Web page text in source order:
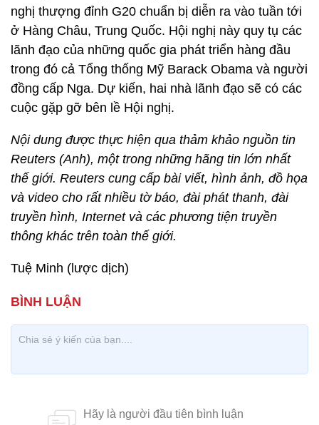
nghị thượng đỉnh G20 chuẩn bị diễn ra vào tuần tới
ở Hàng Châu, Trung Quốc. Hội nghị này quy tụ các
lãnh đạo của những quốc gia phát triển hàng đầu
trong đó cả Tổng thống Mỹ Barack Obama và người
đồng cấp Nga. Dự kiến, hai nhà lãnh đạo sẽ có các
cuộc gặp gỡ bên lề Hội nghị.
Nội dung được thực hiện qua thảm khảo nguồn tin
Reuters (Anh), một trong những hãng tin lớn nhất
thế giới. Reuters cung cấp bài viết, hình ảnh, đồ họa
và video cho rất nhiều tờ báo, đài phát thanh, đài
truyền hình, Internet và các phương tiện truyền
thông khác trên toàn thế giới.
Tuệ Minh (lược dịch)